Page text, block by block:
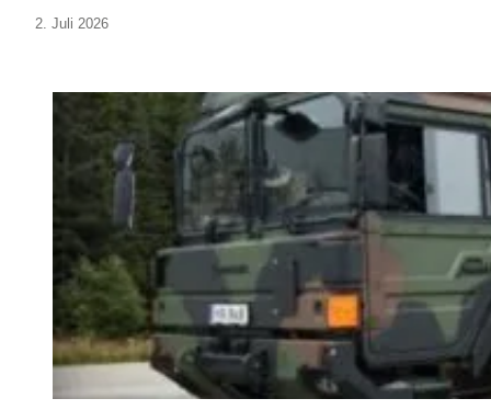
2. Juli 2026